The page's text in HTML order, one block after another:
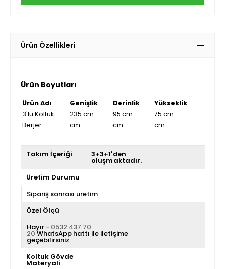
Ürün Özellikleri
Ürün Boyutları
Ürün Adı Genişlik Derinlik
Yükseklik
3'lü Koltuk
235 cm 95 cm
75 cm
Berjer
cm cm cm
Takım İçeriği 3+3+1'den
oluşmaktadır.
Üretim Durumu
Sipariş sonrası üretim
Özel Ölçü
Hayır - 0532 437 70
20WhatsApp hattı ile iletişime
geçebilirsiniz.
Koltuk Gövde
Materyali